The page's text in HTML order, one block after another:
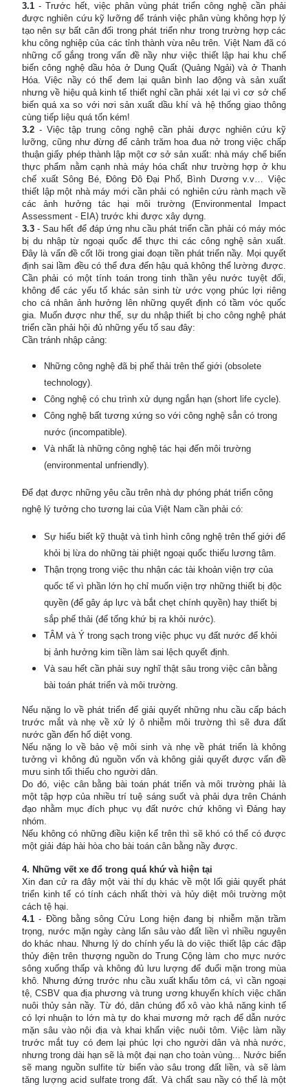
3.1 - Trước hết, việc phân vùng phát triển công nghệ cần phải
được nghiên cứu kỹ lưỡng để tránh việc phân vùng không hợp lý
tạo nên sự bất cân đối trong phát triển như trong trường hợp các
khu công nghiệp của các tỉnh thành vừa nêu trên. Việt Nam đã có
những cố gắng trong vấn đề nầy như việc thiết lập hai khu chế
biến công nghệ dầu hỏa ở Dung Quất (Quảng Ngải) và ở Thanh
Hóa. Việc nầy có thể đem lại quân bình lao động và sản xuất
nhưng về hiệu quả kinh tế thiết nghỉ cần phải xét lại vì cơ sở chế
biến quá xa so với nơi sản xuất dầu khí và hệ thống giao thông
cùng tiếp liệu quá tốn kém!
3.2 - Việc tập trung công nghệ cần phải được nghiên cứu kỹ
lưỡng, cũng như đừng để cảnh trăm hoa đua nở trong việc chấp
thuận giấy phép thành lập một cơ sở sản xuất: nhà máy chế biến
thực phẩm nằm cạnh nhà máy hóa chất như trường hợp ở khu
chế xuất Sông Bé, Đông Đô Đại Phố, Bình Dương v.v… Việc
thiết lập một nhà máy mới cần phải có nghiên cứu rành mạch về
các ảnh hưởng tác hại môi trường (Environmental Impact
Assessment - EIA) trước khi được xây dựng.
3.3 - Sau hết để đáp ứng nhu cầu phát triển cần phải có máy móc
bị du nhập từ ngoại quốc để thực thi các công nghệ sản xuất.
Đây là vấn đề cốt lõi trong giai đoạn tiền phát triển nầy. Mọi quyết
định sai lầm đều có thể đưa đến hậu quả không thể lường được.
Cần phải có một tính toán trong tinh thần yêu nước tuyệt đối,
không để các yếu tố khác sản sinh từ ước vọng phúc lợi riêng
cho cá nhân ảnh hưởng lên những quyết định có tầm vóc quốc
gia. Muốn được như thế, sự du nhập thiết bị cho công nghệ phát
triển cần phải hội đủ những yếu tố sau đây:
Cần tránh nhập cảng:
Những công nghệ đã bị phế thải trên thế giới (obsolete
technology).
Công nghệ có chu trình xử dụng ngắn hạn (short life cycle).
Công nghệ bất tương xứng so với công nghệ sẳn có trong
nước (incompatible).
Và nhất là những công nghệ tác hại đến môi trường
(environmental unfriendly).
Để đạt được những yêu cầu trên nhà dự phóng phát triển công
nghệ lý tưởng cho tương lai của Việt Nam cần phải có:
Sự hiểu biết kỹ thuật và tình hình công nghệ trên thế giới để
khỏi bị lừa do những tài phiệt ngoại quốc thiếu lương tâm.
Thận trọng trong việc thu nhận các tài khoản viện trợ của
quốc tế vì phần lớn họ chỉ muốn viện trợ những thiết bị độc
quyền (để gây áp lực và bắt chẹt chính quyền) hay thiết bị
sắp phế thải (để tống khứ bị ra khỏi nước).
TÂM và Ý trong sạch trong việc phục vụ đất nước để khỏi
bị ảnh hưởng kim tiền làm sai lệch quyết định.
Và sau hết cần phải suy nghĩ thật sâu trong việc cân bằng
bài toán phát triển và môi trường.
Nếu nặng lo về phát triển để giải quyết những nhu cầu cấp bách
trước mắt và nhẹ về xử lý ô nhiễm môi trường thì sẽ đưa đất
nước gần đến hố diệt vong.
Nếu nặng lo về bảo vệ môi sinh và nhẹ về phát triển là không
tưởng vì không đủ nguồn vốn và không giải quyết được vấn đề
mưu sinh tối thiểu cho người dân.
Do đó, việc cân bằng bài toán phát triển và môi trường phải là
một tập hợp của nhiều trí tuệ sáng suốt và phải dựa trên Chánh
đạo nhằm mục đích phục vụ đất nước chứ không vì Đảng hay
nhóm.
Nếu không có những điều kiện kể trên thì sẽ khó có thể có được
một giải đáp hài hòa cho bài toán cân bằng nầy được.
4. Những vết xe đổ trong quá khứ và hiện tại
Xin đan cử ra đây một vài thí dụ khác về một lối giải quyết phát
triển kinh tế có tính cách nhất thời và hủy diệt môi trường một
cách tệ hại.
4.1 - Đồng bằng sông Cửu Long hiện đang bị nhiễm mặn trầm
trọng, nước mặn ngày càng lấn sâu vào đất liền vì nhiều nguyên
do khác nhau. Nhưng lý do chính yếu là do việc thiết lập các đập
thủy điện trên thượng nguồn do Trung Cộng làm cho mực nước
sông xuống thấp và không đủ lưu lượng để đuổi mặn trong mùa
khô. Nhưng đứng trước nhu cầu xuất khẩu tôm cá, vì cần ngoại
tệ, CSBV qua địa phương và trung ương khuyến khích việc chăn
nuôi thủy sản nầy. Từ đó, dân chúng đổ xô vào khả năng kinh tế
có lợi nhuận to lớn mà tự do khai mương mở rạch để dẫn nước
mặn sâu vào nội địa và khai khẩn việc nuôi tôm. Việc làm nầy
trước mắt tuy có đem lại phúc lợi cho người dân và nhà nước,
nhưng trong dài hạn sẽ là một đại nạn cho toàn vùng... Nước biển
sẽ mang nguồn sulfite từ biển vào sâu trong đất liền, và sẽ làm
tăng lượng acid sulfate trong đất. Và chất sau nầy có thể là một